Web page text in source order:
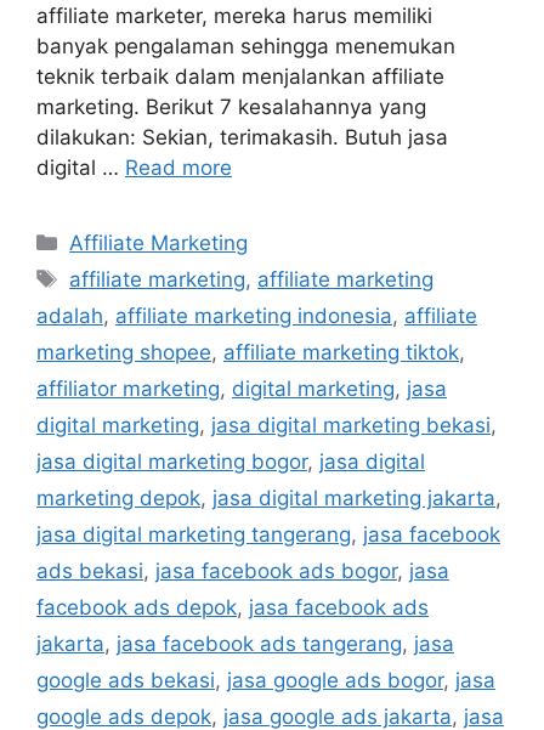
affiliate marketer, mereka harus memiliki
banyak pengalaman sehingga menemukan
teknik terbaik dalam menjalankan affiliate
marketing. Berikut 7 kesalahannya yang
dilakukan: Sekian, terimakasih. Butuh jasa
digital … Read more
Affiliate Marketing
affiliate marketing, affiliate marketing
adalah, affiliate marketing indonesia, affiliate
marketing shopee, affiliate marketing tiktok,
affiliator marketing, digital marketing, jasa
digital marketing, jasa digital marketing bekasi,
jasa digital marketing bogor, jasa digital
marketing depok, jasa digital marketing jakarta,
jasa digital marketing tangerang, jasa facebook
ads bekasi, jasa facebook ads bogor, jasa
facebook ads depok, jasa facebook ads
jakarta, jasa facebook ads tangerang, jasa
google ads bekasi, jasa google ads bogor, jasa
google ads depok, jasa google ads jakarta, jasa